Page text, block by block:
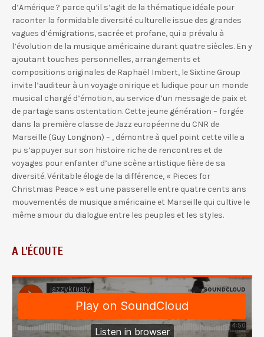
d’Amérique ? parce qu’il s’agit de la thématique idéale pour
raconter la formidable diversité culturelle issue des grandes
vagues d’émigrations, sacrée et profane, qui a prévalu à
l’évolution de la musique américaine durant quatre siècles. En y
ajoutant touches personnelles, arrangements et
compositions originales de Raphaël Imbert, le Sixtine Group
invite l’auditeur à un voyage onirique et ludique pour un monde
musical chargé d’émotion, au service d’un message de paix et
de partage sans ostentation. Cette jeune génération – forgée
dans la première classe de Jazz européenne du CNR de
Marseille (Guy Longnon) – , démontre à quel point cette ville a
pu s’appuyer sur son histoire riche de rencontres et de
voyages pour enfanter d’une scène artistique fière de sa
diversité. Véritable éloge de la différence, « Pieces for
Christmas Peace » est une passerelle entre quatre cents ans
mouvementés de musique américaine et Marseille qui cultive le
même amour du dialogue entre les peuples et les styles.
A L’ÉCOUTE